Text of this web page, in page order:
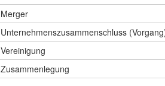
Merger
Unternehmenszusammenschluss
Vereinigung
Zusammenlegung